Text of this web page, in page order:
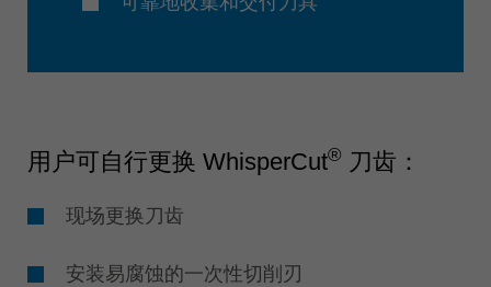
用户可自行更换 WhisperCut® 刀齿：
现场更换刀齿
安装易腐蚀的一次性切削刃